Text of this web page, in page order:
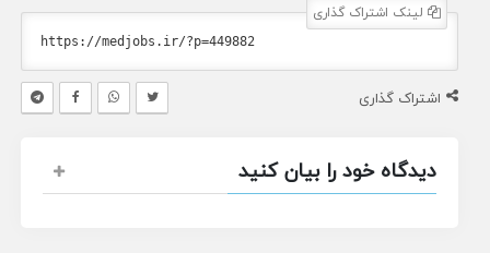
لینک اشتراک گذاری
اشتراک گذاری
دیدگاه خود را بیان کنید